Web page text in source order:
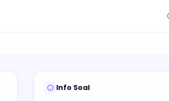
Info Soal